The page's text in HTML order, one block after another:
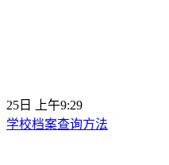
25日 上午9:29
学校档案查询方法